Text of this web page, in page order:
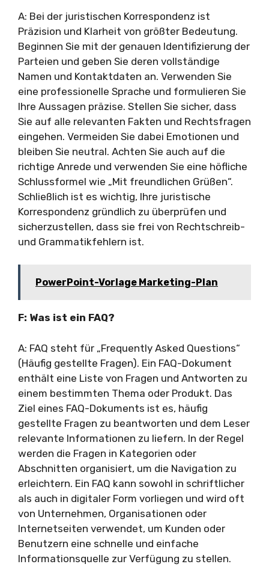
A: Bei der juristischen Korrespondenz ist
Präzision und Klarheit von größter Bedeutung.
Beginnen Sie mit der genauen Identifizierung der
Parteien und geben Sie deren vollständige
Namen und Kontaktdaten an. Verwenden Sie
eine professionelle Sprache und formulieren Sie
Ihre Aussagen präzise. Stellen Sie sicher, dass
Sie auf alle relevanten Fakten und Rechtsfragen
eingehen. Vermeiden Sie dabei Emotionen und
bleiben Sie neutral. Achten Sie auch auf die
richtige Anrede und verwenden Sie eine höfliche
Schlussformel wie „Mit freundlichen Grüßen“.
Schließlich ist es wichtig, Ihre juristische
Korrespondenz gründlich zu überprüfen und
sicherzustellen, dass sie frei von Rechtschreib-
und Grammatikfehlern ist.
PowerPoint-Vorlage Marketing-Plan
F: Was ist ein FAQ?
A: FAQ steht für „Frequently Asked Questions“
(Häufig gestellte Fragen). Ein FAQ-Dokument
enthält eine Liste von Fragen und Antworten zu
einem bestimmten Thema oder Produkt. Das
Ziel eines FAQ-Dokuments ist es, häufig
gestellte Fragen zu beantworten und dem Leser
relevante Informationen zu liefern. In der Regel
werden die Fragen in Kategorien oder
Abschnitten organisiert, um die Navigation zu
erleichtern. Ein FAQ kann sowohl in schriftlicher
als auch in digitaler Form vorliegen und wird oft
von Unternehmen, Organisationen oder
Internetseiten verwendet, um Kunden oder
Benutzern eine schnelle und einfache
Informationsquelle zur Verfügung zu stellen.